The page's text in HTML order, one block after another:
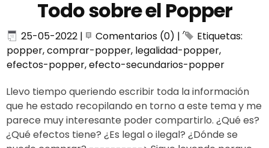
Todo sobre el Popper
25-05-2022 | Comentarios (0) |
Etiquetas:
popper,comprar-popper, legalidad-popper,
efectos-popper,efecto-secundarios-popper
Llevo tiempo queriendo escribir toda la información
que he estado recopilando en torno a este tema y me
parece muy interesante poder compartirlo. ¿Qué es?
¿Qué efectos tiene? ¿Es legal o ilegal? ¿Dónde se